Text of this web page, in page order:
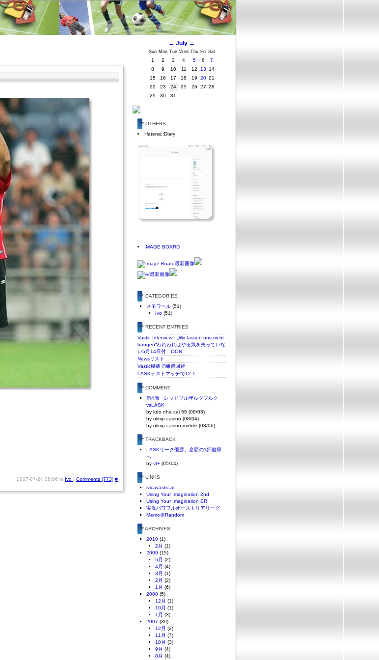
BBS
2007-07-24 08:06 in Ivo | Comments (773) #
← July →
Sun Mon Tue Wed Thu Fri Sat
1 2 3 4 5 6
7
8
9 10 11 12 13
14
15
16 17 18 19 20 21
22
23 24 25 26 27 28
29
30 31
** OTHERS
Hatena::Diary
IMAGE BOARD
** CATEGORIES
メモワール (51)
Ivo (51)
** RECENT ENTRIES
Vastic Interview：„Wir lassen uns nicht
hängen“われわれはやる気を失っていな
い5月14日付 OÖN
Newsリスト
Vastic腰痛で練習回避
LASKテストマッチで12-1
** COMMENT
第4節 レッドブルザルツブルク
vsLASK
by kèo nhà cái 55 (08/03)
by olimp casino (08/04)
by olimp casino mobile (08/06)
** TRACKBACK
LASKリーグ優勝、念願の1部復帰
へ
by vt+ (05/14)
** LINKS
ivicavastic.at
Using Your Imagination 2nd
Using Your Imagination ER
実況パワフルオーストリアリーグ
Memo＠Random
** ARCHIVES
2010 (1)
2月 (1)
2009 (15)
5月 (2)
4月 (4)
3月 (1)
2月 (2)
1月 (6)
2008 (5)
12月 (1)
10月 (1)
1月 (3)
2007 (30)
12月 (2)
11月 (7)
10月 (3)
9月 (4)
8月 (4)